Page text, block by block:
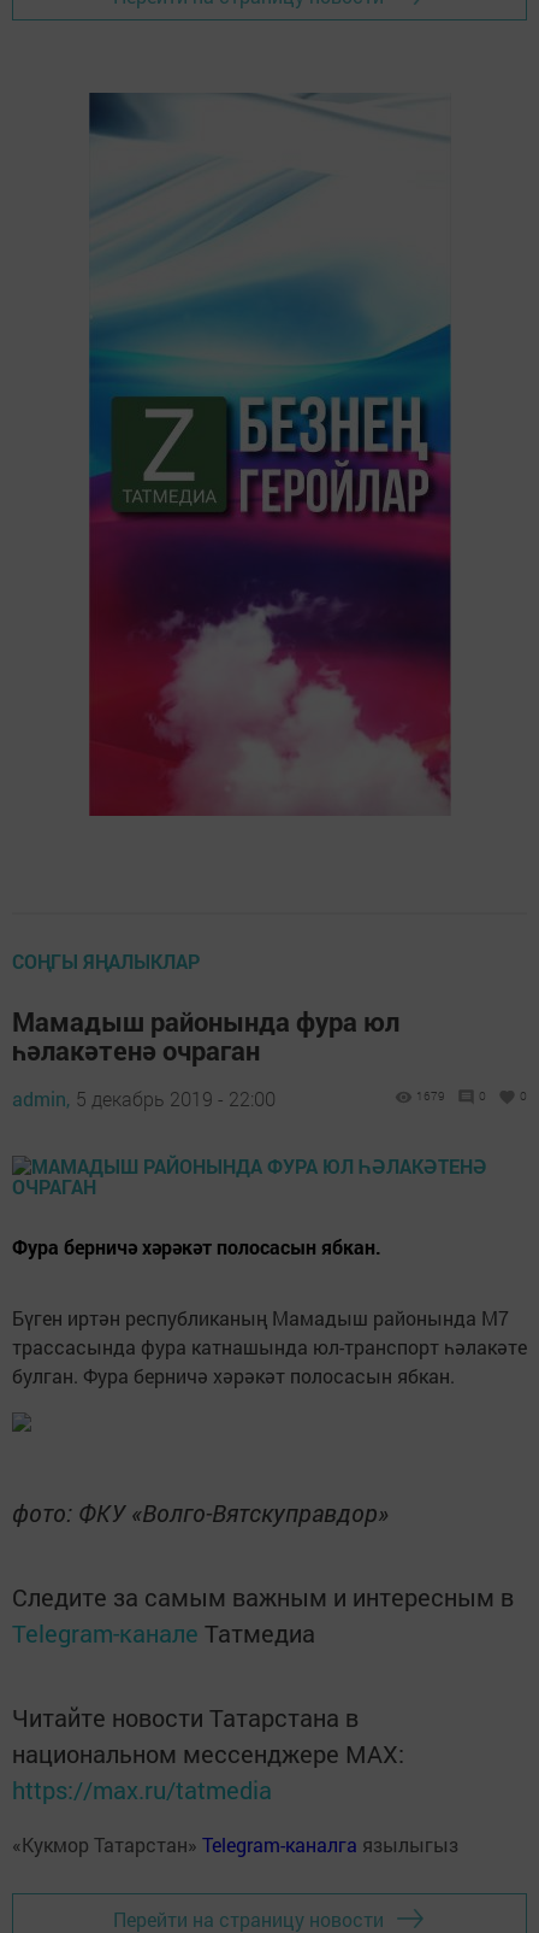
СОҢГЫ ЯҢАЛЫКЛАР
Мамадыш районында фура юл
һәлакәтенә очраган
admin, 5 декабрь 2019 - 22:00 1679 0 0
Фура берничә хәрәкәт полосасын ябкан.
Бүген иртән республиканың Мамадыш районында М7
трассасында фура катнашында юл-транспорт һәлакәте
булган. Фура берничә хәрәкәт полосасын ябкан.
фото: ФКУ «Волго-Вятскуправдор»
Следите за самым важным и интересным в
Telegram-канале Татмедиа
Читайте новости Татарстана в
национальном мессенджере MАХ:
https://max.ru/tatmedia
«Кукмор Татарстан» Telegram-каналга язылыгыз
Перейти на страницу новости